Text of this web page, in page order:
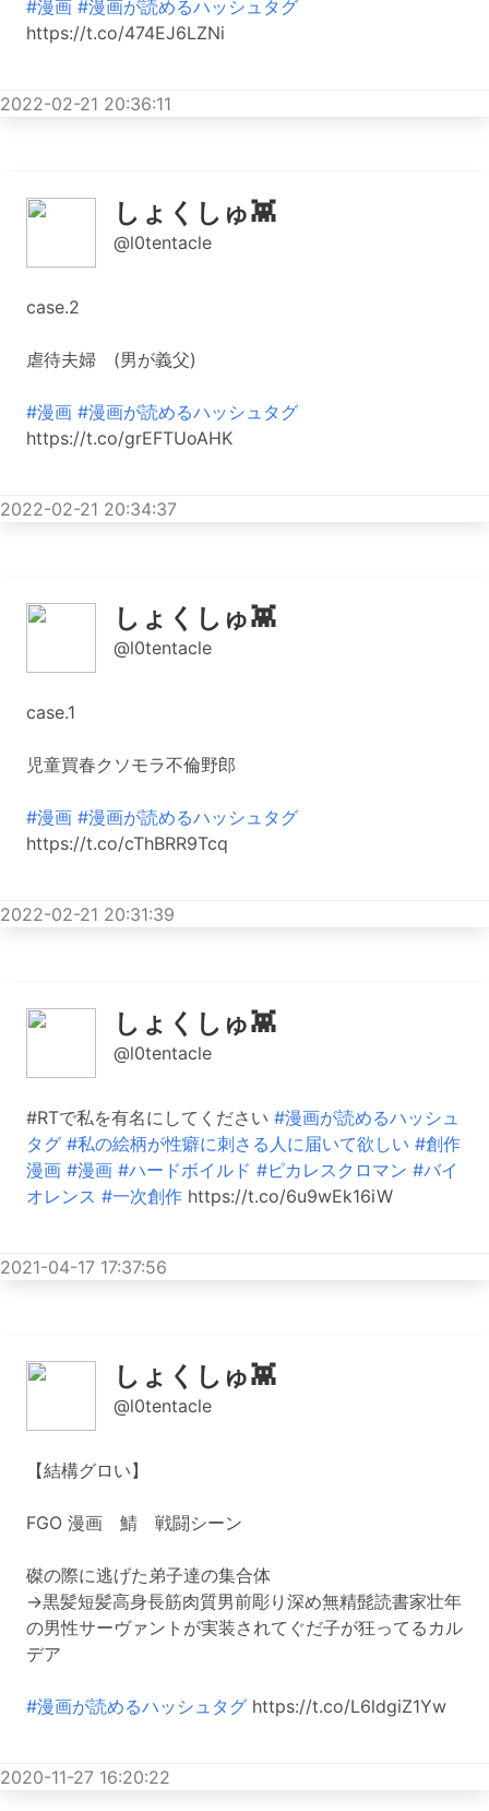
#漫画 #漫画が読めるハッシュタグ
https://t.co/474EJ6LZNi
2022-02-21 20:36:11
しょくしゅ👾
@l0tentacle
case.2
虐待夫婦 (男が義父)
#漫画 #漫画が読めるハッシュタグ
https://t.co/grEFTUoAHK
2022-02-21 20:34:37
しょくしゅ👾
@l0tentacle
case.1
児童買春クソモラ不倫野郎
#漫画 #漫画が読めるハッシュタグ
https://t.co/cThBRR9Tcq
2022-02-21 20:31:39
しょくしゅ👾
@l0tentacle
#RTで私を有名にしてください #漫画が読めるハッシュ
タグ #私の絵柄が性癖に刺さる人に届いて欲しい #創作
漫画 #漫画 #ハードボイルド #ピカレスクロマン #バイ
オレンス #一次創作 https://t.co/6u9wEk16iW
2021-04-17 17:37:56
しょくしゅ👾
@l0tentacle
【結構グロい】
FGO 漫画 鯖 戦闘シーン
磔の際に逃げた弟子達の集合体
→黒髪短髪高身長筋肉質男前彫り深め無精髭読書家壮年
の男性サーヴァントが実装されてぐだ子が狂ってるカル
デア
#漫画が読めるハッシュタグ https://t.co/L6ldgiZ1Yw
2020-11-27 16:20:22